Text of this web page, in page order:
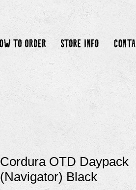
Cordura OTD Daypack
(Navigator) Black